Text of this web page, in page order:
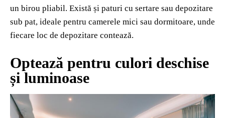
un birou pliabil. Există și paturi cu sertare sau depozitare
sub pat, ideale pentru camerele mici sau dormitoare, unde
fiecare loc de depozitare contează.
Optează pentru culori deschise
și luminoase